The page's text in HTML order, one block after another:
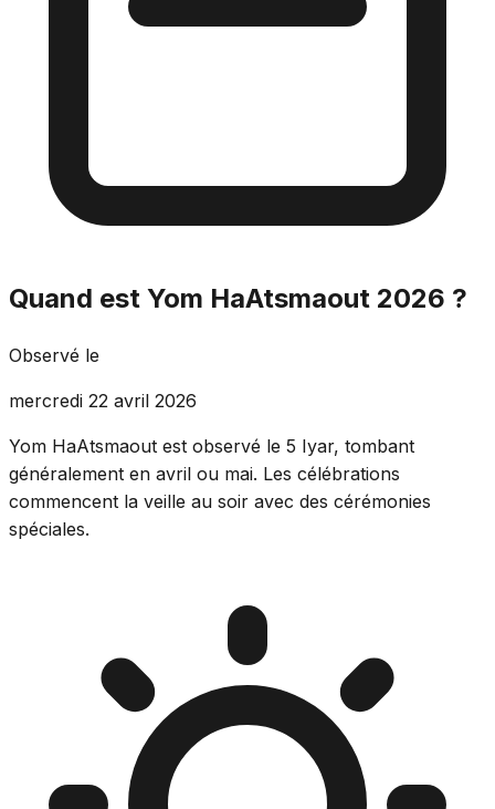
Quand est Yom HaAtsmaout 2026 ?
Observé le
mercredi 22 avril 2026
Yom HaAtsmaout est observé le 5 Iyar, tombant
généralement en avril ou mai. Les célébrations
commencent la veille au soir avec des cérémonies
spéciales.